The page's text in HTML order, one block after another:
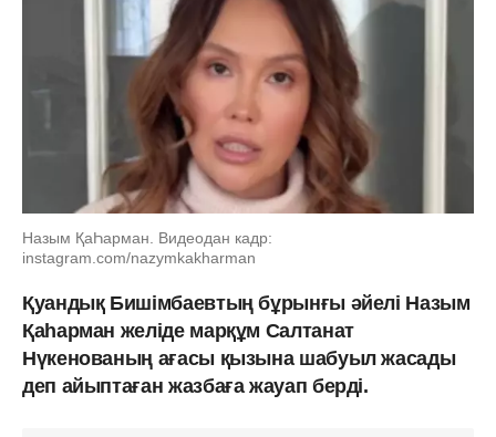
Назым ҚаҺарман. Видеодан кадр:
instagram.com/nazymkakharman
Қуандық Бишімбаевтың бұрынғы әйелі Назым
Қаһарман желіде марқұм Салтанат
Нүкенованың ағасы қызына шабуыл жасады
деп айыптаған жазбаға жауап берді.